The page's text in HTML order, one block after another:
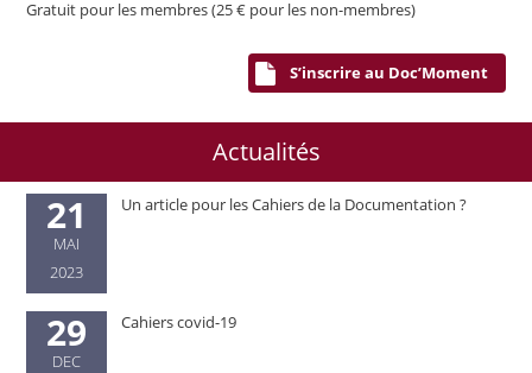
Gratuit pour les membres (25 € pour les non-membres)
S’inscrire au Doc’Moment
Actualités
21
MAI
2023
Un article pour les Cahiers de la Documentation ?
29
DEC
Cahiers covid-19